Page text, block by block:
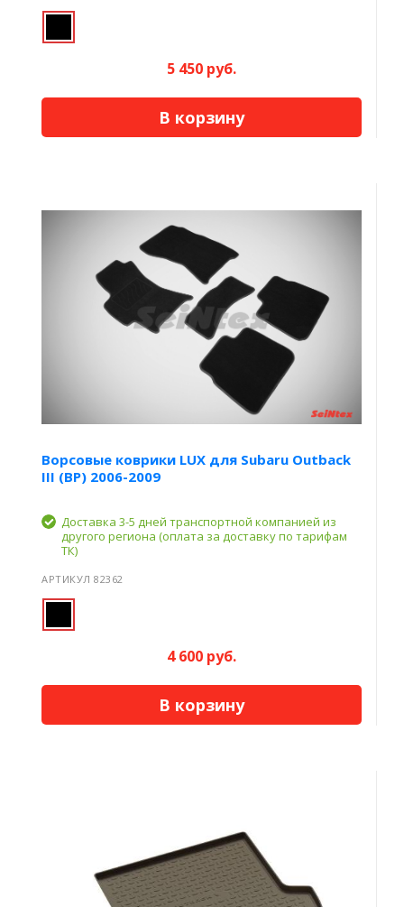
5 450 руб.
В корзину
Ворсовые коврики LUX для Subaru Outback
III (BP) 2006-2009
Доставка 3-5 дней транспортной компанией из
другого региона (оплата за доставку по тарифам
ТК)
АРТИКУЛ 82362
4 600 руб.
В корзину